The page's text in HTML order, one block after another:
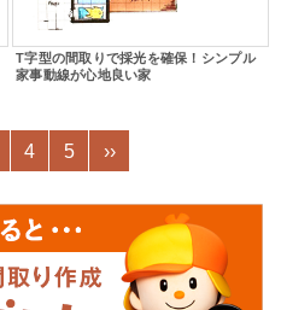
T字型の間取りで採光を確保！シンプル
家事動線が心地良い家
4 5 ››